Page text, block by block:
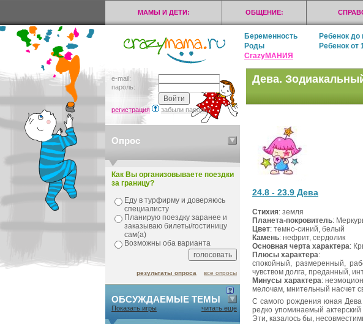
МАМЫ И ДЕТИ: ОБЩЕНИЕ:
Беременность Ребенок до
Роды
Ребенок от
CrazyМАНИЯ
e-mail:
пароль:
регистрация забыли пароль?
Опрос
Как Вы организовываете поездки
за границу?
Еду в турфирму и доверяюсь
специалисту
Планирую поездку заранее и
заказываю билеты/гостиницу
сам(а)
Возможны оба варианта
результаты опроса все опросы
ОБСУЖДАЕМЫЕ ТЕМЫ
Показать игры читать ещё
Дева.
24.8 - 23.9 Дева
Стихия: земля
Планета-покровитель:
Цвет: темно-синий, белый
Камень: нефрит, сердолик
Основная черта характера:
Плюсы характера:
спокойный, размеренный,
чувством долга, преданный,
Минусы характера:
мелочам, мнительный насчет
С самого рождения юная Дева
редко упоминаемый
Эти, казалось бы,